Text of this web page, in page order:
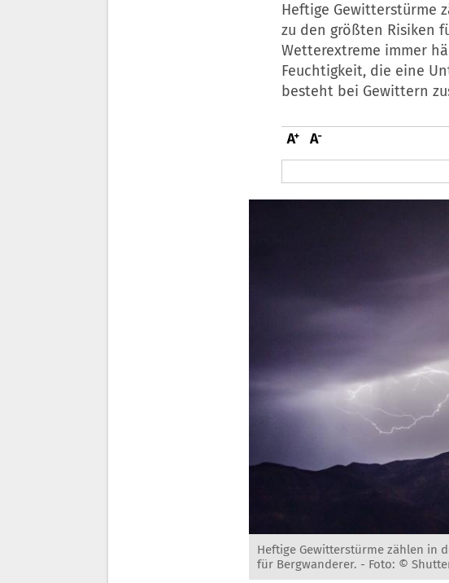
Heftige Gewitterstürme
zu den größten Risiken
Wetterextreme immer
Feuchtigkeit, die eine
besteht bei Gewittern
Heftige Gewitterstürme zählen in
für Bergwanderer. - Foto: ©